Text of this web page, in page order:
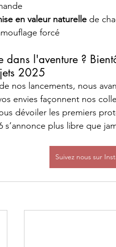
en valeur naturelle de
forcé
dans l'aventure ?
2025
nos lancements, nous
envies façonnent nos
dévoiler les premiers
s’annonce plus libre que
Suivez nous sur